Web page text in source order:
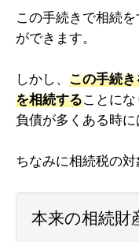
この手続きで相続
ができます。
しかし、 この手続
を相続することに
負債が多くある時に
ちなみに相続税の
本来の相続財